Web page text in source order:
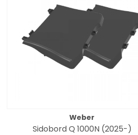
Weber
Sidobord Q 1000N (2025-)